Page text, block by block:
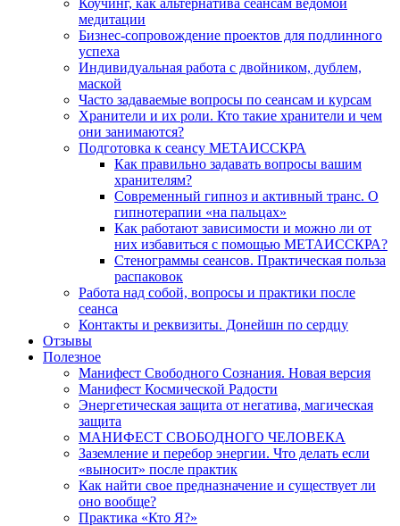
Коучинг, как альтернатива сеансам ведомой
медитации
Бизнес-сопровождение проектов для подлинного
успеха
Индивидуальная работа с двойником, дублем,
маской
Часто задаваемые вопросы по сеансам и курсам
Хранители и их роли. Кто такие хранители и чем
они занимаются?
Подготовка к сеансу МЕТАИССКРА
Как правильно задавать вопросы вашим
хранителям?
Современный гипноз и активный транс. О
гипнотерапии «на пальцах»
Как работают зависимости и можно ли от
них избавиться с помощью МЕТАИССКРА?
Стенограммы сеансов. Практическая польза
распаковок
Работа над собой, вопросы и практики после
сеанса
Контакты и реквизиты. Донейшн по сердцу
Отзывы
Полезное
Манифест Свободного Сознания. Новая версия
Манифест Космической Радости
Энергетическая защита от негатива, магическая
защита
МАНИФЕСТ СВОБОДНОГО ЧЕЛОВЕКА
Заземление и перебор энергии. Что делать если
«выносит» после практик
Как найти свое предназначение и существует ли
оно вообще?
Практика «Кто Я?»